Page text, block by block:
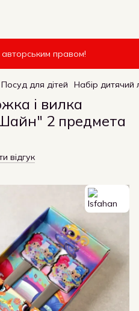
правом!
Посуд для дітей Набір дитячий
і вилка
2 предмета
відгук